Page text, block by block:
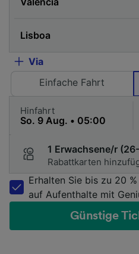
Via
Einfache Fahrt
Hinfahrt
1 Erwachsene/r
Rabattkarten
Erhalten Sie bis zu 20
auf Aufenthalte mit
Günstige